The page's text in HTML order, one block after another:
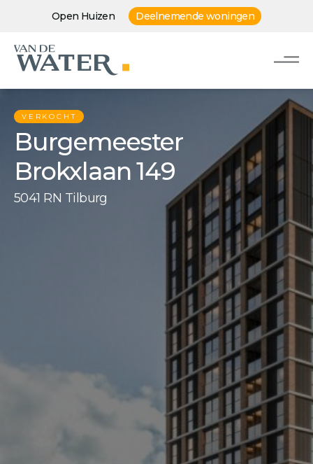
Open Huizen Deelnemende woningen
VERKOCHT
Burgemeester
Brokxlaan 149
5041 RN Tilburg